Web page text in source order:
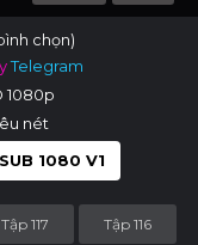
chọn)
Telegram
1080p
nét
1080 V1
Tập 117 Tập 116